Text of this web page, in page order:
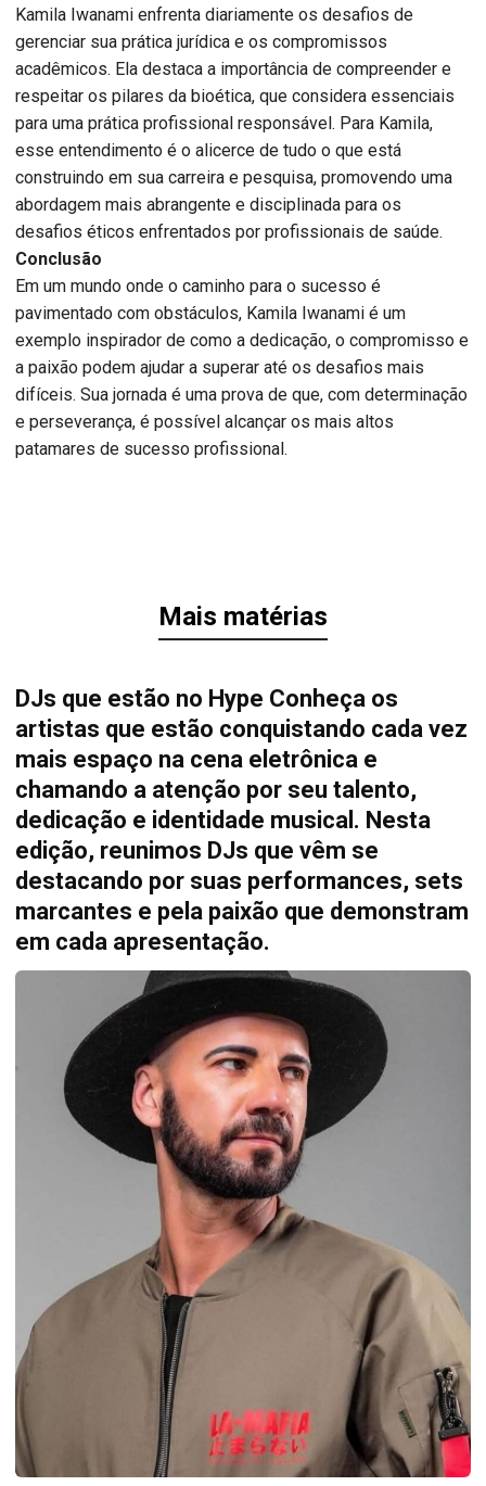
Kamila Iwanami enfrenta diariamente os desafios de
gerenciar sua prática jurídica e os compromissos
acadêmicos. Ela destaca a importância de compreender e
respeitar os pilares da bioética, que considera essenciais
para uma prática profissional responsável. Para Kamila,
esse entendimento é o alicerce de tudo o que está
construindo em sua carreira e pesquisa, promovendo uma
abordagem mais abrangente e disciplinada para os
desafios éticos enfrentados por profissionais de saúde.
Conclusão
Em um mundo onde o caminho para o sucesso é
pavimentado com obstáculos, Kamila Iwanami é um
exemplo inspirador de como a dedicação, o compromisso e
a paixão podem ajudar a superar até os desafios mais
difíceis. Sua jornada é uma prova de que, com determinação
e perseverança, é possível alcançar os mais altos
patamares de sucesso profissional.
Mais matérias
DJs que estão no Hype Conheça os
artistas que estão conquistando cada vez
mais espaço na cena eletrônica e
chamando a atenção por seu talento,
dedicação e identidade musical. Nesta
edição, reunimos DJs que vêm se
destacando por suas performances, sets
marcantes e pela paixão que demonstram
em cada apresentação.